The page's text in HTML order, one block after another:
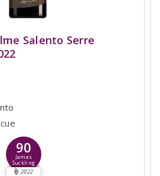
Salento Serre
90
James
Suckling
2022